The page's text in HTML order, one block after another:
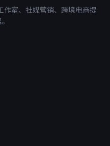
作室、社媒营销、跨境电商提